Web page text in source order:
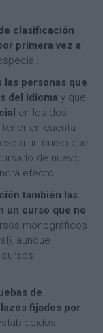
clasificación
primera vez a
las personas que
del idioma y que
en los dos
en cuenta
a un curso que
de nuevo,
efecto.
también las
un curso que no
monográficos
aunque
de
fijados por